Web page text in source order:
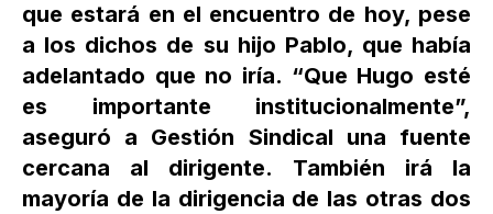
que estará en el encuentro de hoy, pese
a los dichos de su hijo Pablo, que había
adelantado que no iría. “Que Hugo esté
es importante institucionalmente”,
aseguró a Gestión Sindical una fuente
cercana al dirigente. También irá la
mayoría de la dirigencia de las otras dos